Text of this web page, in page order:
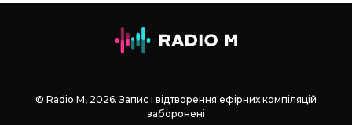
© Radio М, 2026. Запис і відтворення ефірних компіляцій
заборонені